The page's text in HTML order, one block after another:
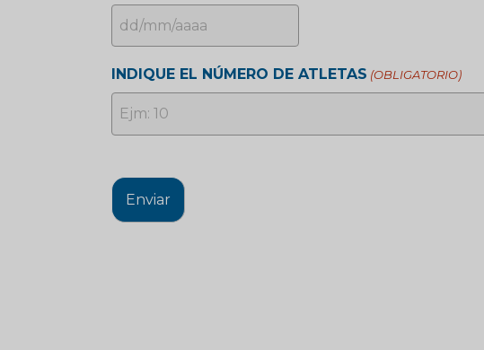
DD
MM
barra
AAAA
INDIQUE EL NÚMERO DE ATLETAS (OBLIGATORIO)